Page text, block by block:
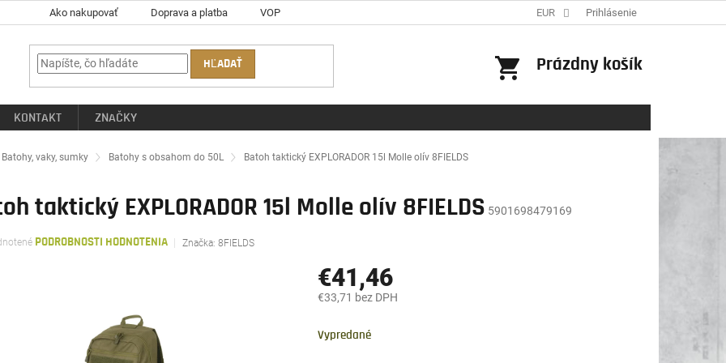
Ako nakupovať Doprava a platba VOP EUR Prihlásenie
HĽADAŤ
NÁKUPNÝ
Prázdny košík
KONTAKT ZNAČKY
Batohy, vaky, sumky Batohy s obsahom do 50L Batoh taktický EXPLORADOR 15l Molle olív 8FIELDS
taktický EXPLORADOR 15l Molle olív 8FIELDS 5901698479169
PODROBNOSTI HODNOTENIA Značka: 8FIELDS
€41,46
€33,71 bez DPH
cena:
Vypredané